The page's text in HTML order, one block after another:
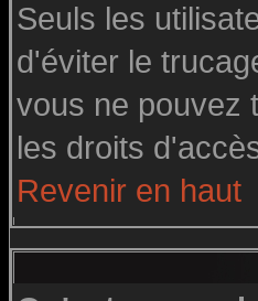
Seuls les
d'éviter le
vous ne pouvez
les droits
Revenir en haut